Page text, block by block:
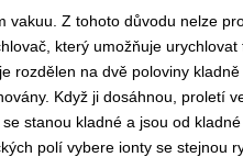
vakuu. Z tohoto důvodu nelze
který umožňuje urychlovat
rozdělen na dvě poloviny
Když ji dosáhnou, proletí
stanou kladné a jsou od
polí vybere ionty se stejnou